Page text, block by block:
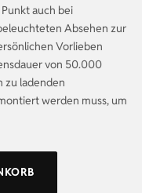
auch bei
Absehen zur
Vorlieben
von 50.000
zu ladenden
werden muss, um